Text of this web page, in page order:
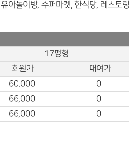
아놀이방, 수퍼마켓, 한식당, 레스토
17평형
회원가
대여가
60,000
0
66,000
0
66,000 0